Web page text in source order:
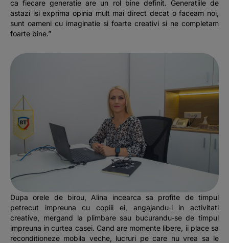
ca fiecare generatie are un rol bine definit. Generatiile de
astazi isi exprima opinia mult mai direct decat o faceam noi,
sunt oameni cu imaginatie si foarte creativi si ne completam
foarte bine.”
Dupa orele de birou, Alina incearca sa profite de timpul
petrecut impreuna cu copiii ei, angajandu-i in activitati
creative, mergand la plimbare sau bucurandu-se de timpul
impreuna in curtea casei. Cand are momente libere, ii place sa
reconditioneze mobila veche, lucruri pe care nu vrea sa le